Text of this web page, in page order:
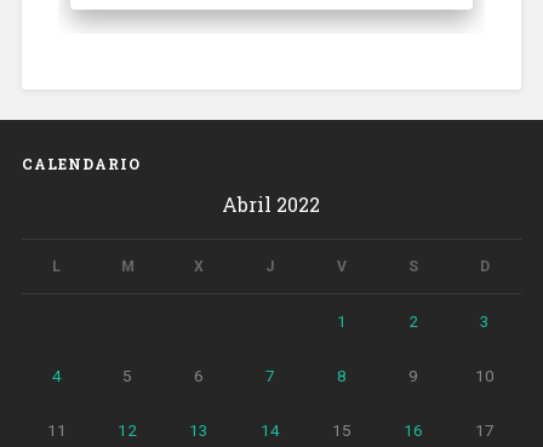
CALENDARIO
Abril 2022
L M X J V S D
1 2 3
4 5 6 7 8 9 10
11 12 13 14 15 16 17